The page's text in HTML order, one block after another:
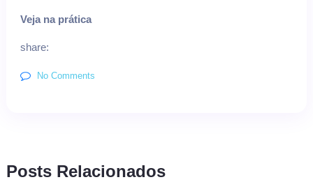
Veja na prática
share:
No Comments
Posts Relacionados